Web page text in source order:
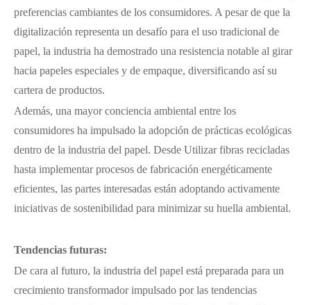
preferencias cambiantes de los consumidores. A pesar de que la
digitalización representa un desafío para el uso tradicional de
papel, la industria ha demostrado una resistencia notable al girar
hacia papeles especiales y de empaque, diversificando así su
cartera de productos.
Además, una mayor conciencia ambiental entre los
consumidores ha impulsado la adopción de prácticas ecológicas
dentro de la industria del papel. Desde Utilizar fibras recicladas
hasta implementar procesos de fabricación energéticamente
eficientes, las partes interesadas están adoptando activamente
iniciativas de sostenibilidad para minimizar su huella ambiental.
Tendencias futuras:
De cara al futuro, la industria del papel está preparada para un
crecimiento transformador impulsado por las tendencias